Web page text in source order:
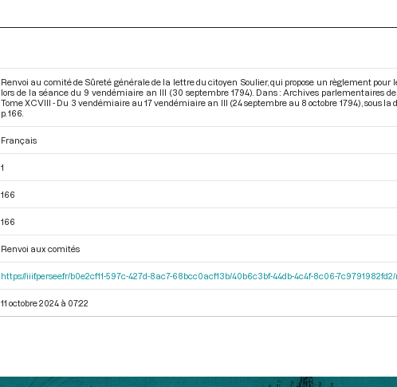
Renvoi au comité de Sûreté générale de la lettre du citoyen Soulier, qui propose un règlement pour
lors de la séance du 9 vendémiaire an III (30 septembre 1794). Dans : Archives parlementaires
Tome XCVIII - Du 3 vendémiaire au 17 vendémiaire an III (24 septembre au 8 octobre 1794) , sous
p. 166.
Français
1
166
166
Renvoi aux comités
https://iiif.persee.fr/b0e2cf11-597c-427d-8ac7-68bcc0acf13b/40b6c3bf-44db-4c4f-8c06-
11 octobre 2024 à 07:22